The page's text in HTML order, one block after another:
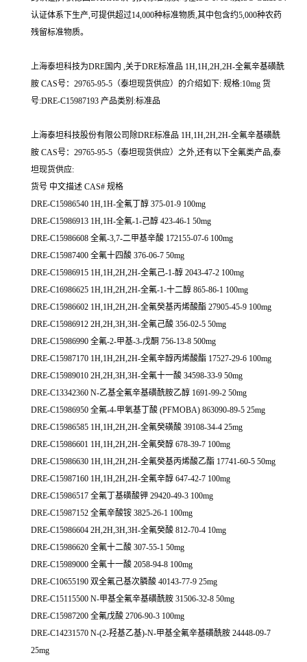
认证体系下生产,可提供超过14,000种标准物质,其中包含约5,000种农药
残留标准物质。
上海泰坦科技为DRE国内 ,关于DRE标准品 1H,1H,2H,2H-全氟辛基磺酰
胺 CAS号：29765-95-5（泰坦现货供应）的介绍如下: 规格:10mg 货
号:DRE-C15987193 产品类别:标准品
上海泰坦科技股份有限公司除DRE标准品 1H,1H,2H,2H-全氟辛基磺酰
胺 CAS号：29765-95-5（泰坦现货供应）之外,还有以下全氟类产品,泰
坦现货供应:
货号 中文描述 CAS# 规格
DRE-C15986540 1H,1H-全氟丁醇 375-01-9 100mg
DRE-C15986913 1H,1H-全氟-1-己醇 423-46-1 50mg
DRE-C15986608 全氟-3,7-二甲基辛酸 172155-07-6 100mg
DRE-C15987400 全氟十四酸 376-06-7 50mg
DRE-C15986915 1H,1H,2H,2H-全氟己-1-醇 2043-47-2 100mg
DRE-C16986625 1H,1H,2H,2H-全氟-1-十二醇 865-86-1 100mg
DRE-C15986602 1H,1H,2H,2H-全氟癸基丙烯酸酯 27905-45-9 100mg
DRE-C15986912 2H,2H,3H,3H-全氟己酸 356-02-5 50mg
DRE-C15986990 全氟-2-甲基-3-戊酮 756-13-8 500mg
DRE-C15987170 1H,1H,2H,2H-全氟辛醇丙烯酸酯 17527-29-6 100mg
DRE-C15989010 2H,2H,3H,3H-全氟十一酸 34598-33-9 50mg
DRE-C13342360 N-乙基全氟辛基磺酰胺乙醇 1691-99-2 50mg
DRE-C15986950 全氟-4-甲氧基丁酸 (PFMOBA) 863090-89-5 25mg
DRE-C15986585 1H,1H,2H,2H-全氟癸磺酸 39108-34-4 25mg
DRE-C15986601 1H,1H,2H,2H-全氟癸醇 678-39-7 100mg
DRE-C15986630 1H,1H,2H,2H-全氟癸基丙烯酸乙酯 17741-60-5 50mg
DRE-C15987160 1H,1H,2H,2H-全氟辛醇 647-42-7 100mg
DRE-C15986517 全氟丁基磺酸钾 29420-49-3 100mg
DRE-C15987152 全氟辛酸铵 3825-26-1 100mg
DRE-C15986604 2H,2H,3H,3H-全氟癸酸 812-70-4 10mg
DRE-C15986620 全氟十二酸 307-55-1 50mg
DRE-C15989000 全氟十一酸 2058-94-8 100mg
DRE-C10655190 双全氟己基次膦酸 40143-77-9 25mg
DRE-C15115500 N-甲基全氟辛基磺酰胺 31506-32-8 50mg
DRE-C15987200 全氟戊酸 2706-90-3 100mg
DRE-C14231570 N-(2-羟基乙基)-N-甲基全氟辛基磺酰胺 24448-09-7
25mg